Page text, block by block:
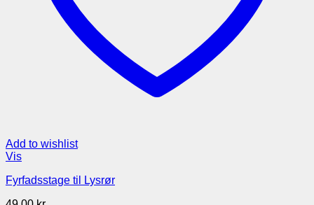
Add to wishlist
Vis
Fyrfadsstage til Lysrør